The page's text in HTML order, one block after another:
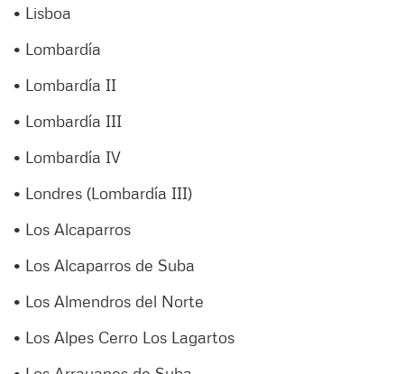
• Lisboa
• Lombardía
• Lombardía II
• Lombardía III
• Lombardía IV
• Londres (Lombardía III)
• Los Alcaparros
• Los Alcaparros de Suba
• Los Almendros del Norte
• Los Alpes Cerro Los Lagartos